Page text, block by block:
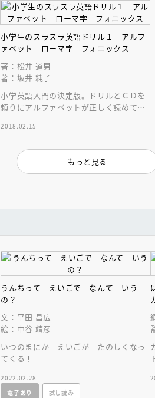
小学生のスラスラ英語ドリル１ アルフ
ァベット ローマ字 フォニックス
著：松井 道男
著：坂井 純子
小学英語入門の決定版。ドリルとＣＤを
頼りにアルファベットが正しく読めて書
ッタリのＣＤつき
2018.02.15
もっと見る
うんちって えいごで なんて いう
の？
文：平田 昌広
絵：中谷 靖彦
いつのまにか えいごが たのしくなっ
てくる！
2022.02.28
電子あり
試し読み
【アーカイブ配信中】講談社絵
人賞オンラインセミナー 受賞